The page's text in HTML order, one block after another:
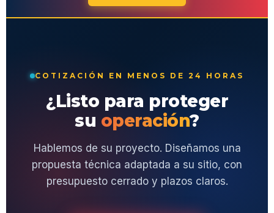
COTIZACIÓN EN MENOS DE 24 HORAS
¿Listo para proteger
su operación?
Hablemos de su proyecto. Diseñamos una
propuesta técnica adaptada a su sitio, con
presupuesto cerrado y plazos claros.